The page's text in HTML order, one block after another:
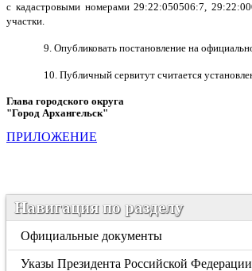
с кадастровыми номерами 29:22:050506:7,
участки.
9. Опубликовать постановление на
10. Публичный сервитут считается
Глава городского округа
"Город Архангельск"
ПРИЛОЖЕНИЕ
Навигация по разделу
Официальные документы
Указы Президента Российской Федерации